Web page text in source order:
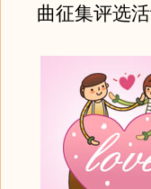
曲征集评选